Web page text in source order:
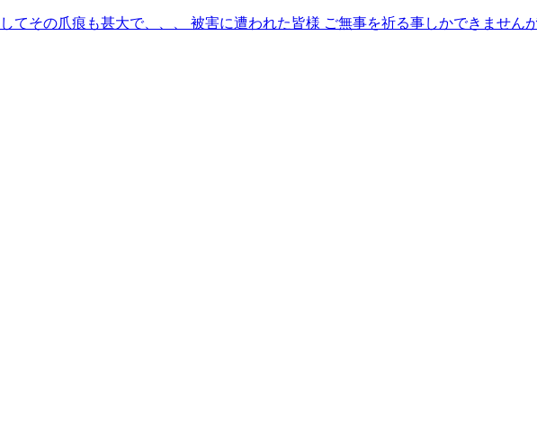
てその爪痕も甚大で、、、 被害に遭われた皆様 ご無事を祈る事しかできません